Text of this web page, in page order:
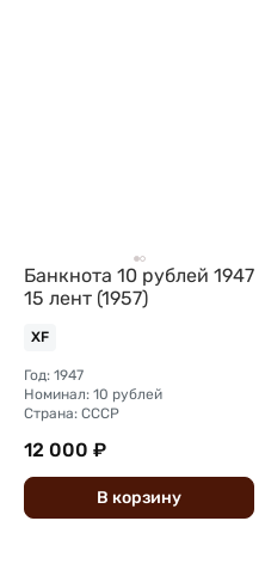
Банкнота 10 рублей 1947
15 лент (1957)
XF
Год: 1947
Номинал: 10 рублей
Страна: СССР
12 000 ₽
В корзину